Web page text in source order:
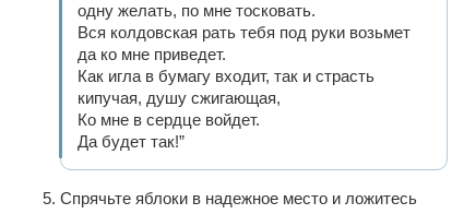
одну желать, по мне тосковать.
Вся колдовская рать тебя под руки возьмет
да ко мне приведет.
Как игла в бумагу входит, так и страсть
кипучая, душу сжигающая,
Ко мне в сердце войдет.
Да будет так!”
Спрячьте яблоки в надежное место и ложитесь